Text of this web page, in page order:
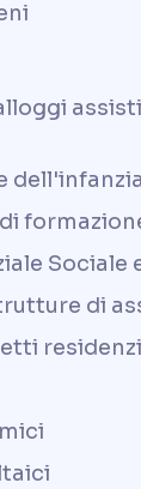
Sociale
di